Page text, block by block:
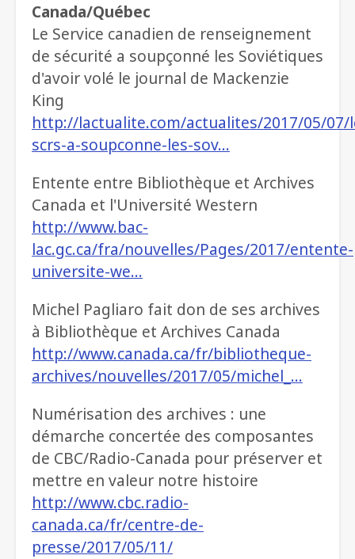
Canada/Québec
Le Service canadien de renseignement
de sécurité a soupçonné les Soviétiques
d'avoir volé le journal de Mackenzie
King
http://lactualite.com/actualites/2017/05/07/
scrs-a-soupconne-les-sov…
Entente entre Bibliothèque et Archives
Canada et l'Université Western
http://www.bac-
lac.gc.ca/fra/nouvelles/Pages/2017/entente-
universite-we…
Michel Pagliaro fait don de ses archives
à Bibliothèque et Archives Canada
http://www.canada.ca/fr/bibliotheque-
archives/nouvelles/2017/05/michel_…
Numérisation des archives : une
démarche concertée des composantes
de CBC/Radio-Canada pour préserver et
mettre en valeur notre histoire
http://www.cbc.radio-
canada.ca/fr/centre-de-
presse/2017/05/11/